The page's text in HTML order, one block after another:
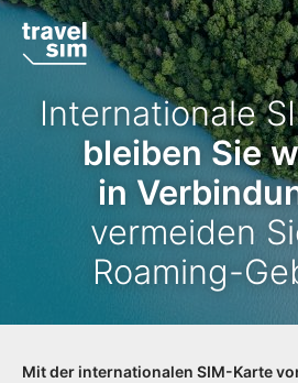
Internationale
bleiben Sie
in
vermeiden
Roaming-
Mit der internationalen SIM-Karte